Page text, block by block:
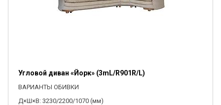
Угловой диван «Йорк» (3mL/R901R/L)
ВАРИАНТЫ ОБИВКИ
Д×Ш×В: 3230/2200/1070 (мм)